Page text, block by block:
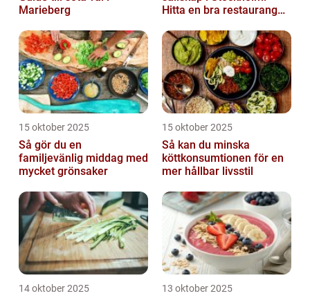
Marieberg
Hitta en bra restaurang
15 oktober 2025
Så gör du en
familjevänlig middag med
mycket grönsaker
15 oktober 2025
Så kan du minska
köttkonsumtionen för en
mer hållbar livsstil
14 oktober 2025 13 oktober 2025